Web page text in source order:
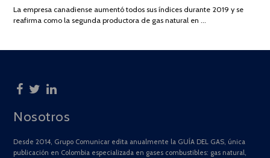
2025
La empresa canadiense aumentó todos sus índices durante 2019 y se
reafirma como la segunda productora de gas natural en …
Nosotros
Desde 2014, Grupo Comunicar edita anualmente la GUÍA DEL GAS, única
publicación en Colombia especializada en gases combustibles: gas natural,